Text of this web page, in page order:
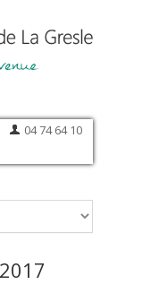
04 74 64 10